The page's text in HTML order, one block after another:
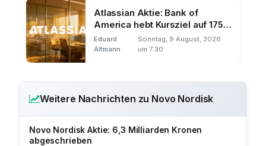
Atlassian Aktie: Bank of
America hebt Kursziel auf 175
Dollar
Eduard
Altmann
Sonntag, 9 August, 2026
um 7:30
Weitere Nachrichten zu Novo Nordisk
Novo Nordisk Aktie: 6,3 Milliarden Kronen
abgeschrieben